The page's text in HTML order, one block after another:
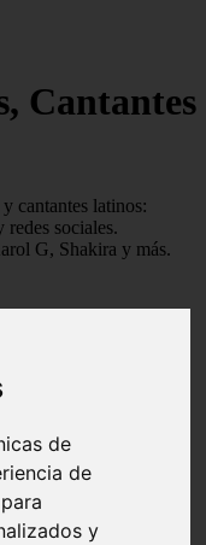
de
de
y
Cantantes
cantantes latinos:
redes sociales.
G, Shakira y más.